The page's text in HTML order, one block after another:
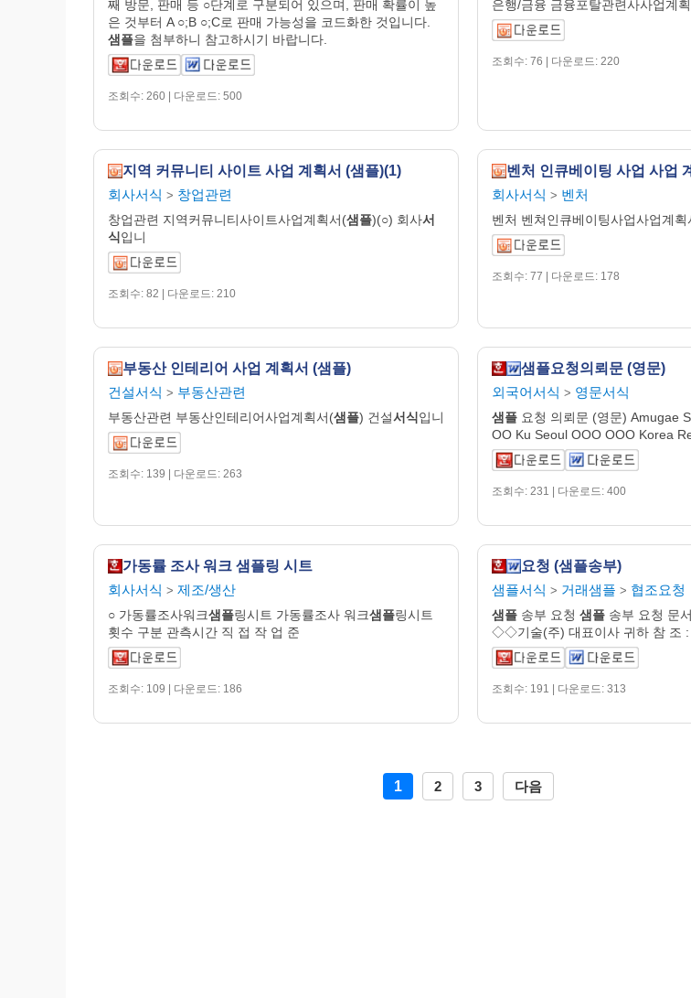
째 방문, 판매 등 ○단계로 구분되어 있으며, 판매 확률이 높
은 것부터 A ○;B ○;C로 판매 가능성을 코드화한 것입니다.
샘플을 첨부하니 참고하시기 바랍니다.
조회수: 260 | 다운로드: 500
은행/금융 금융포탈관련사사업계
조회수: 76 | 다운로드: 220
지역 커뮤니티 사이트 사업 계획서 (샘플)(1)
회사서식 > 창업관련
창업관련 지역커뮤니티사이트사업계획서(샘플)(○) 회사서
식입니
조회수: 82 | 다운로드: 210
벤처 인큐베이팅 사업 사업
회사서식 > 벤처
벤처 벤쳐인큐베이팅사업사업계획
조회수: 77 | 다운로드: 178
부동산 인테리어 사업 계획서 (샘플)
건설서식 > 부동산관련
부동산관련 부동산인테리어사업계획서(샘플) 건설서식입니
조회수: 139 | 다운로드: 263
샘플요청의뢰문 (영문)
외국어서식 > 영문서식
샘플 요청 의뢰문 (영문) Amugae
OO Ku Seoul OOO OOO Korea
조회수: 231 | 다운로드: 400
가동률 조사 워크 샘플링 시트
회사서식 > 제조/생산
○ 가동률조사워크샘플링시트 가동률조사 워크샘플링시트
횟수 구분 관측시간 직 접 작 업 준
조회수: 109 | 다운로드: 186
요청 (샘플송부)
샘플서식 > 거래샘플 > 협조요청
샘플 송부 요청 샘플 송부 요청 문
◇◇기술(주) 대표이사 귀하 참 조
조회수: 191 | 다운로드: 313
1 2 3 다음